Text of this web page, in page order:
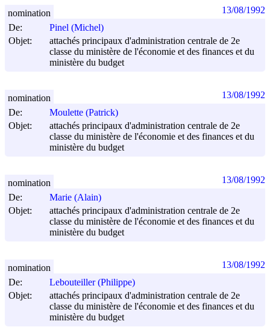
De:
Pinel (Michel)
Objet:
attachés principaux d'administration centrale de 2e
classe du ministère de l'économie et des finances et du
ministère du budget
nomination 13/08/1992
De:
Moulette (Patrick)
Objet:
attachés principaux d'administration centrale de 2e
classe du ministère de l'économie et des finances et du
ministère du budget
nomination 13/08/1992
De:
Marie (Alain)
Objet:
attachés principaux d'administration centrale de 2e
classe du ministère de l'économie et des finances et du
ministère du budget
nomination 13/08/1992
De:
Lebouteiller (Philippe)
Objet:
attachés principaux d'administration centrale de 2e
classe du ministère de l'économie et des finances et du
ministère du budget
nomination 13/08/1992